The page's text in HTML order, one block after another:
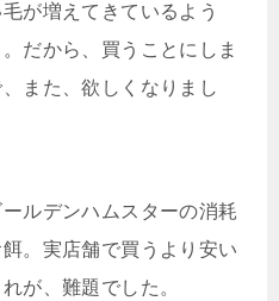
が増えてきているよう
だから、買うことにしま
また、欲しくなりまし
ルデンハムスターの消耗
。実店舗で買うより安い
が、難題でした。